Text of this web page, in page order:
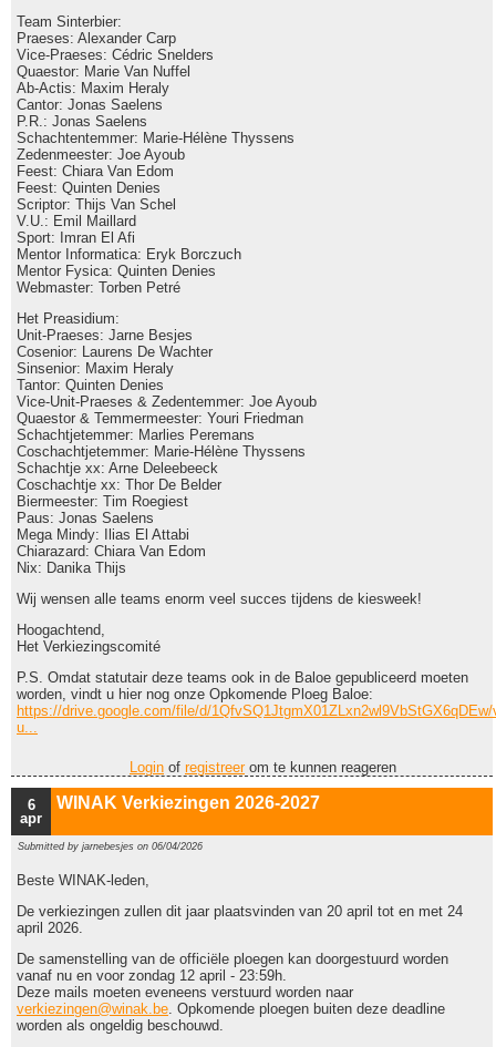
Team Sinterbier:
Praeses: Alexander Carp
Vice-Praeses: Cédric Snelders
Quaestor: Marie Van Nuffel
Ab-Actis: Maxim Heraly
Cantor: Jonas Saelens
P.R.: Jonas Saelens
Schachtentemmer: Marie-Hélène Thyssens
Zedenmeester: Joe Ayoub
Feest: Chiara Van Edom
Feest: Quinten Denies
Scriptor: Thijs Van Schel
V.U.: Emil Maillard
Sport: Imran El Afi
Mentor Informatica: Eryk Borczuch
Mentor Fysica: Quinten Denies
Webmaster: Torben Petré
Het Preasidium:
Unit-Praeses: Jarne Besjes
Cosenior: Laurens De Wachter
Sinsenior: Maxim Heraly
Tantor: Quinten Denies
Vice-Unit-Praeses & Zedentemmer: Joe Ayoub
Quaestor & Temmermeester: Youri Friedman
Schachtjetemmer: Marlies Peremans
Coschachtjetemmer: Marie-Hélène Thyssens
Schachtje xx: Arne Deleebeeck
Coschachtje xx: Thor De Belder
Biermeester: Tim Roegiest
Paus: Jonas Saelens
Mega Mindy: Ilias El Attabi
Chiarazard: Chiara Van Edom
Nix: Danika Thijs
Wij wensen alle teams enorm veel succes tijdens de kiesweek!
Hoogachtend,
Het Verkiezingscomité
P.S. Omdat statutair deze teams ook in de Baloe gepubliceerd moeten
worden, vindt u hier nog onze Opkomende Ploeg Baloe:
https://drive.google.com/file/d/1QfvSQ1JtgmX01ZLxn2wl9VbStGX6qDEw/
u...
Login of registreerom te kunnen reageren
6
apr
WINAK Verkiezingen 2026-2027
Submitted by jarnebesjes on 06/04/2026
Beste WINAK-leden,
De verkiezingen zullen dit jaar plaatsvinden van 20 april tot en met 24
april 2026.
De samenstelling van de officiële ploegen kan doorgestuurd worden
vanaf nu en voor zondag 12 april - 23:59h.
Deze mails moeten eveneens verstuurd worden naar
verkiezingen@winak.be. Opkomende ploegen buiten deze deadline
worden als ongeldig beschouwd.